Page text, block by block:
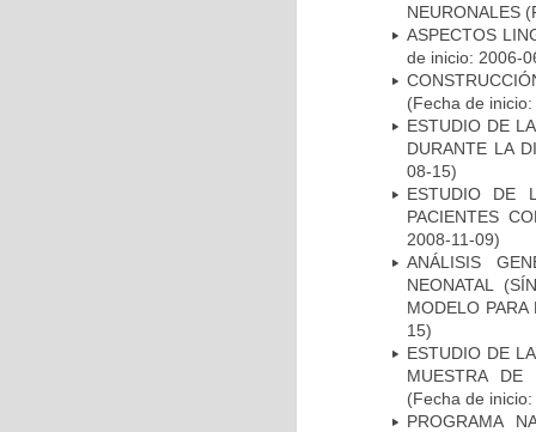
NEURONALES
ASPECTOS
de inicio: 2006-
(Fecha de
ESTUDIO DE
DURANTE LA
08-15)
ESTUDIO DE
PACIENTES
2008-11-09)
ANÁLISIS
NEONATAL
MODELO
15)
ESTUDIO DE
MUESTRA DE
(Fecha de
PROGRAMA